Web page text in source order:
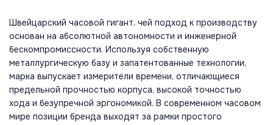
Швейцарский часовой гигант, чей подход к производству
основан на абсолютной автономности и инженерной
бескомпромиссности. Используя собственную
металлургическую базу и запатентованные технологии,
марка выпускает измерители времени, отличающиеся
предельной прочностью корпуса, высокой точностью
хода и безупречной эргономикой. В современном часовом
мире позиции бренда выходят за рамки простого